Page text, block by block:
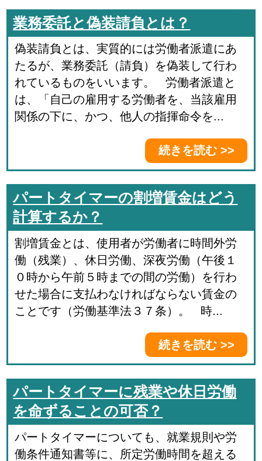
業務委託と偽装請負とは？
偽装請負とは、実質的には労働者派遣にあ
たるが、業務委託（請負）を偽装して行わ
れているものをいいます。 労働者派遣と
は、「自己の雇用する労働者を、当該雇用
関係の下に、かつ、他人の指揮命令を...
続きを読む >>
パートタイマーの割増賃金はどう
計算するか？
割増賃金とは、使用者が労働者に時間外労
働（残業）、休日労働、深夜労働（午後１
０時から午前５時までの間の労働）を行わ
せた場合に支払わなければならない賃金の
ことです（労働基準法３７条）。 時...
続きを読む >>
パートタイマーに残業や休日労働
を命ずることの可否？
パートタイマーについても、就業規則や労
働条件通知書等に、所定労働時間を超える